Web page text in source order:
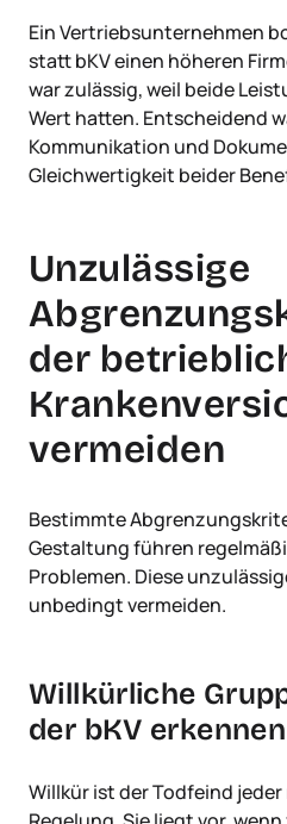
Ein Vertriebsunternehmen
statt bKV einen höheren
war zulässig, weil beide
Wert hatten. Entscheidend
Kommunikation und
Gleichwertigkeit beider
Unzulässige
der
vermeiden
Bestimmte
Gestaltung führen
Problemen. Diese
unbedingt vermeiden.
Willkürliche
der bKV erkennen
Willkür ist der Todfeind